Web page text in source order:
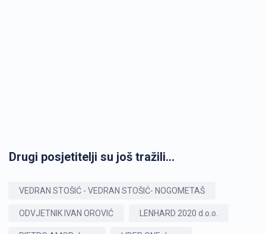
Drugi posjetitelji su još tražili...
VEDRAN STOŠIĆ - VEDRAN STOŠIĆ- NOGOMETAŠ
ODVJETNIK IVAN OROVIĆ LENHARD 2020 d.o.o.